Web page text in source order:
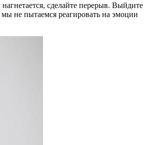
сделайте перерыв. Выйдите
не пытаемся реагировать на эмоции